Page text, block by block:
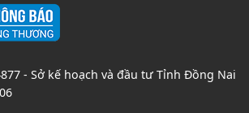
- Sở kế hoạch và đầu tư Tỉnh Đồng Nai